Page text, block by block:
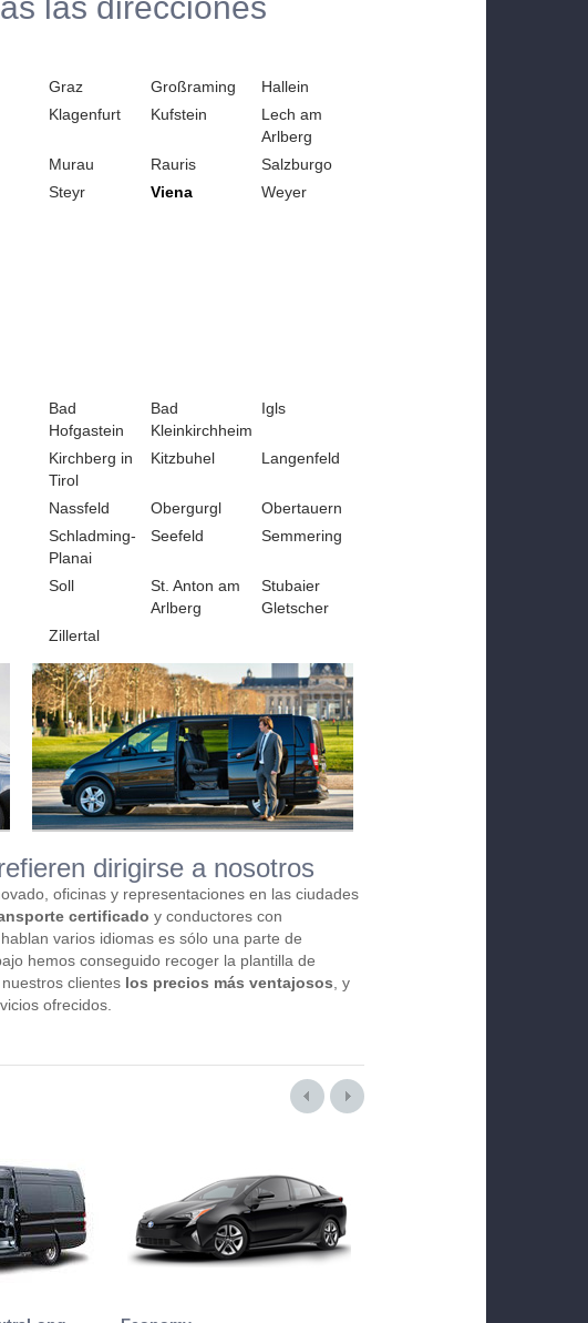
Graz Großraming
Hallein
Klagenfurt Kufstein
Lech am
Arlberg
Murau Rauris
Salzburgo
Steyr Viena
Weyer
Bad
Hofgastein
Bad
Kleinkirchheim
Igls
Kirchberg in
Tirol
Kitzbuhel Langenfeld
Nassfeld Obergurgl
Obertauern
Schladming-
Planai
Seefeld Semmering
Soll
St. Anton am
Arlberg
Stubaier
Gletscher
Zillertal
dirigirse a nosotros
oficinas y representaciones en las ciudades
certificado y conductores con
varios idiomas es sólo una parte de
hemos conseguido recoger la plantilla de
clientes los precios más ventajosos , y
ofrecidos.